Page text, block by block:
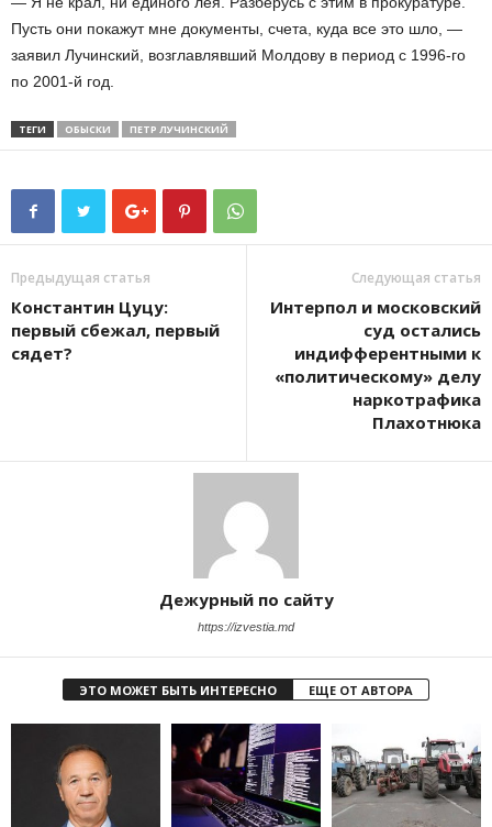
Пусть они покажут мне документы, счета, куда все это шло, —
заявил Лучинский, возглавлявший Молдову в период с 1996-го
по 2001-й год.
ТЕГИ ОБЫСКИ ПЕТР ЛУЧИНСКИЙ
Предыдущая статья
Константин Цуцу:
первый сбежал, первый
сядет?
Следующая статья
Интерпол и московский
суд остались
индифферентными к
«политическому» делу
наркотрафика
Плахотнюка
Дежурный по сайту
https://izvestia.md
ЭТО МОЖЕТ БЫТЬ ИНТЕРЕСНО ЕЩЕ ОТ АВТОРА